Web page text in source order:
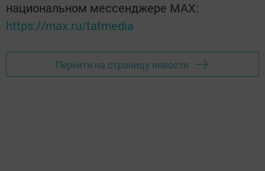
национальном мессенджере MАХ:
https://max.ru/tatmedia
Перейти на страницу новости